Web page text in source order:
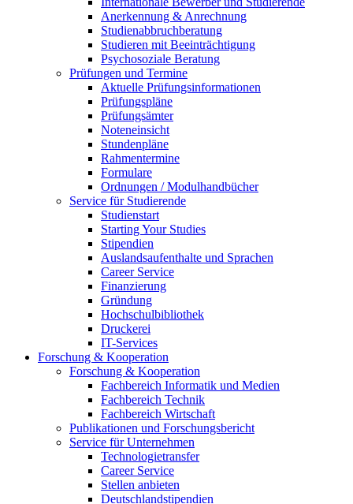
Anerkennung & Anrechnung
Studienabbruchberatung
Studieren mit Beeinträchtigung
Psychosoziale Beratung
Prüfungen und Termine
Aktuelle Prüfungsinformationen
Prüfungspläne
Prüfungsämter
Noteneinsicht
Stundenpläne
Rahmentermine
Formulare
Ordnungen / Modulhandbücher
Service für Studierende
Studienstart
Starting Your Studies
Stipendien
Auslandsaufenthalte und Sprachen
Career Service
Finanzierung
Gründung
Hochschulbibliothek
Druckerei
IT-Services
Forschung & Kooperation
Forschung & Kooperation
Fachbereich Informatik und Medien
Fachbereich Technik
Fachbereich Wirtschaft
Publikationen und Forschungsbericht
Service für Unternehmen
Technologietransfer
Career Service
Stellen anbieten
Deutschlandstipendien